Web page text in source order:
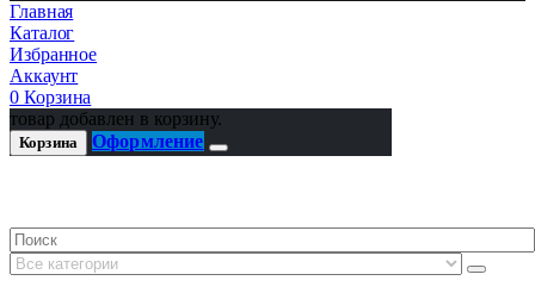
Главная
Каталог
Избранное
Аккаунт
0 Корзина
товар добавлен в корзину.
Корзина Оформление